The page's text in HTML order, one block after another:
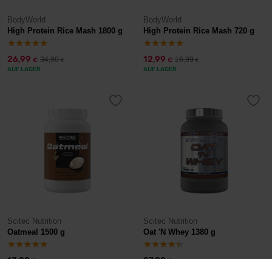
BodyWorld
High Protein Rice Mash 1800 g
26,99 € 34,90€
AUF LAGER
BodyWorld
High Protein Rice Mash 720 g
12,99 € 16,99€
AUF LAGER
Scitec Nutrition
Oatmeal 1500 g
Scitec Nutrition
Oat 'N Whey 1380 g